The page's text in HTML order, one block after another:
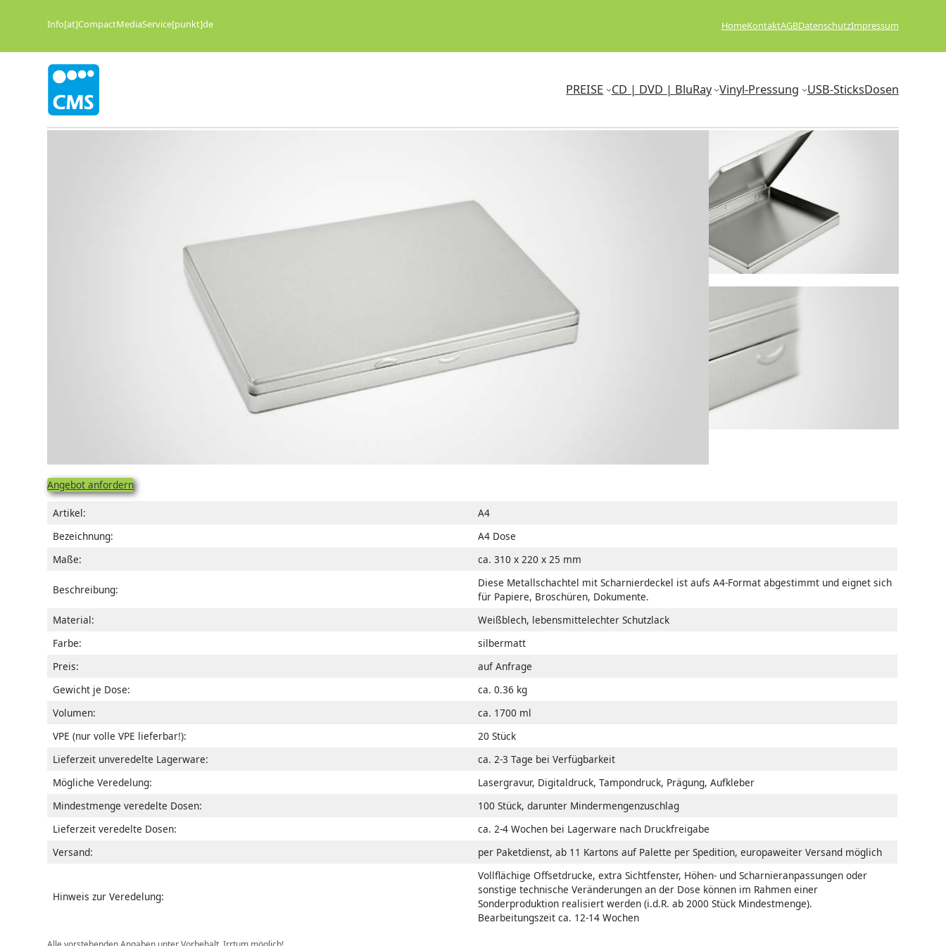
Info[at]CompactMediaService[punkt]de HomeKontaktAGBDatenschutzImpressum
PREISE CD | DVD | BluRay Vinyl-Pressung USB-SticksDosen
Angebot anfordern
Artikel:
A4
Bezeichnung:
A4 Dose
Maße:
ca. 310 x 220 x 25 mm
Beschreibung:
Diese Metallschachtel mit Scharnierdeckel ist aufs A4-Format abgestimmt und eignet sich
für Papiere, Broschüren, Dokumente.
Material:
Weißblech, lebensmittelechter Schutzlack
Farbe:
silbermatt
Preis:
auf Anfrage
Gewicht je Dose:
ca. 0.36 kg
Volumen:
ca. 1700 ml
VPE (nur volle VPE lieferbar!):
20 Stück
Lieferzeit unveredelte Lagerware:
ca. 2-3 Tage bei Verfügbarkeit
Mögliche Veredelung:
Lasergravur, Digitaldruck, Tampondruck, Prägung, Aufkleber
Mindestmenge veredelte Dosen:
100 Stück, darunter Mindermengenzuschlag
Lieferzeit veredelte Dosen:
ca. 2-4 Wochen bei Lagerware nach Druckfreigabe
Versand:
per Paketdienst, ab 11 Kartons auf Palette per Spedition, europaweiter Versand möglich
Hinweis zur Veredelung:
Vollflächige Offsetdrucke, extra Sichtfenster, Höhen- und Scharnieranpassungen oder
sonstige technische Veränderungen an der Dose können im Rahmen einer
Sonderproduktion realisiert werden (i.d.R. ab 2000 Stück Mindestmenge).
Bearbeitungszeit ca. 12-14 Wochen